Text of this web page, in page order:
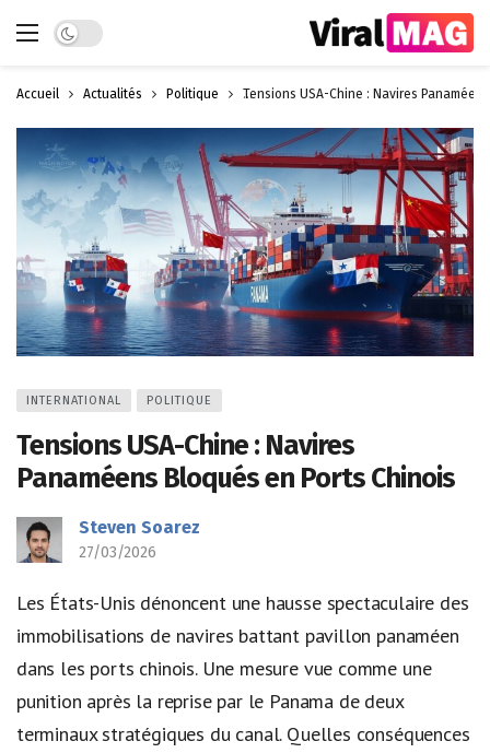
Dark mode
Accueil Actualités Politique Tensions USA-Chine : Navires
INTERNATIONAL POLITIQUE
Tensions USA-Chine : Navires
Panaméens Bloqués en Ports Chinois
Steven Soarez
27/03/2026
Les États-Unis dénoncent une hausse spectaculaire des
immobilisations de navires battant pavillon panaméen
dans les ports chinois. Une mesure vue comme une
punition après la reprise par le Panama de deux
terminaux stratégiques du canal. Quelles conséquences